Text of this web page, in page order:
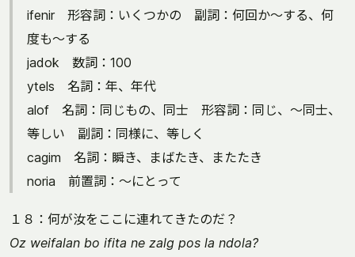
ifenir 形容詞：いくつかの 副詞：何回か～する、何
度も～する
jadok 数詞：100
ytels 名詞：年、年代
alof 名詞：同じもの、同士 形容詞：同じ、～同士、
等しい 副詞：同様に、等しく
cagim 名詞：瞬き、まばたき、またたき
noria 前置詞：～にとって
１８：何が汝をここに連れてきたのだ？
Oz weifalan bo ifita ne zalg pos la ndola?